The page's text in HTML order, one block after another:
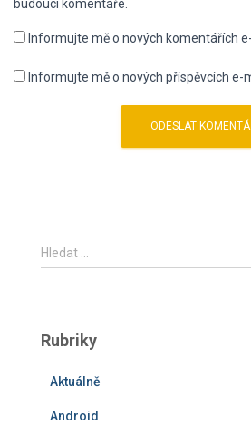
budoucí komentáře.
Informujte mě o nových komentářích
Informujte mě o nových příspěvcích e-
V
y
d
Hledat …
Rubriky
Aktuálně
Android